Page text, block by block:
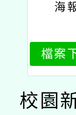
海
檔案
校園